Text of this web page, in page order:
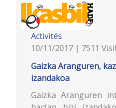
Activités
10/11/2017 | 7511
Gaizka Aranguren,
izandakoa
Gaizka Aranguren